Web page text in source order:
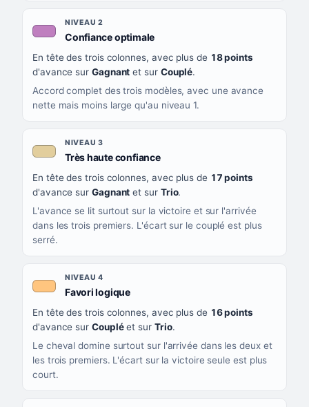
NIVEAU 2
Confiance optimale, couleur mauve
En tête des trois colonnes, avec plus de 18 points
d'avance sur Gagnant et sur Couplé.
Accord complet des trois modèles, avec une avance
nette mais moins large qu'au niveau 1.
NIVEAU 3
Très haute confiance, couleur beige
En tête des trois colonnes, avec plus de 17 points
d'avance sur Gagnant et sur Trio.
L'avance se lit surtout sur la victoire et sur l'arrivée
dans les trois premiers. L'écart sur le couplé est plus
serré.
NIVEAU 4
Favori logique, couleur orange clair
En tête des trois colonnes, avec plus de 16 points
d'avance sur Coupléet sur Trio.
Le cheval domine surtout sur l'arrivée dans les deux et
les trois premiers. L'écart sur la victoire seule est plus
court.